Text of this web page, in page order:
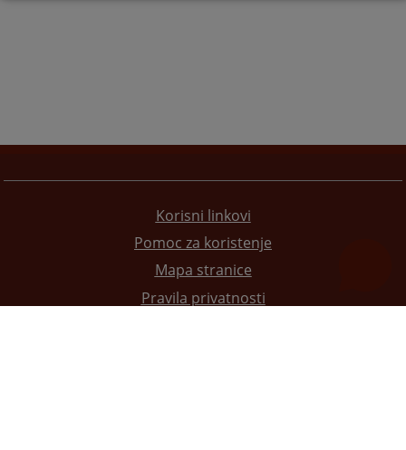
Korisni linkovi
Pomoc za koristenje
Mapa stranice
Pravila privatnosti